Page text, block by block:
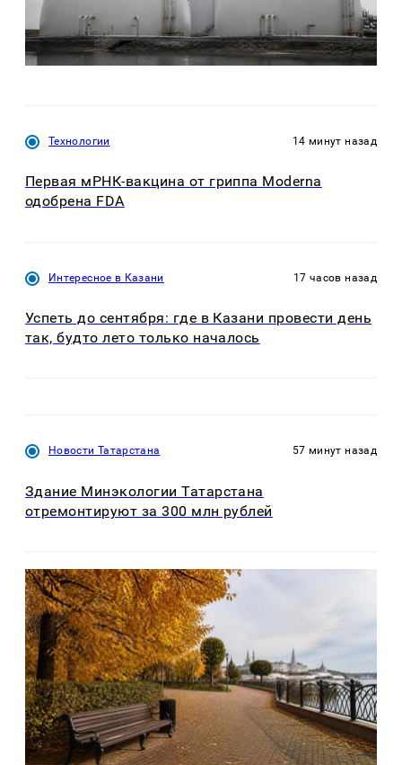
Технологии 14 минут назад
Первая мРНК-вакцина от гриппа Moderna
одобрена FDA
Интересное в Казани 17 часов назад
Успеть до сентября: где в Казани провести день
так, будто лето только началось
Новости Татарстана 57 минут назад
Здание Минэкологии Татарстана
отремонтируют за 300 млн рублей